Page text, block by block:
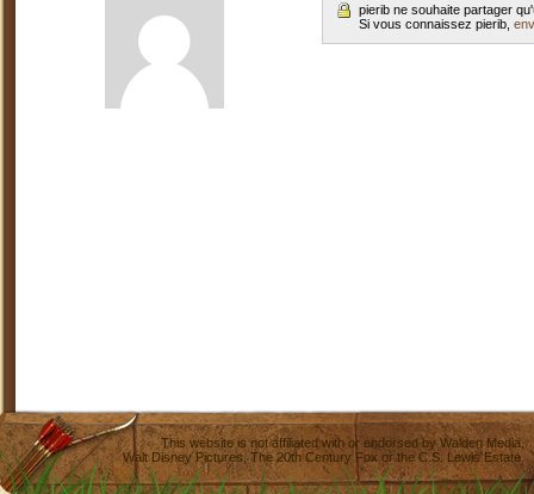
pierib ne souhaite partager
Si vous connaissez pierib,
This website is not affiliated with or endorsed byWalden Media
Walt Disney Pictures,The 20th Century Fox or the C.S. Lewis Estate.